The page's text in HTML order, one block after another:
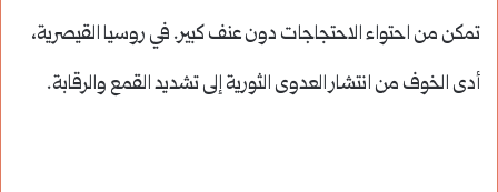
تمكن من احتواء الاحتجاجات دون عنف كبير. في روسيا القيصرية،
أدى الخوف من انتشار العدوى الثورية إلى تشديد القمع والرقابة.